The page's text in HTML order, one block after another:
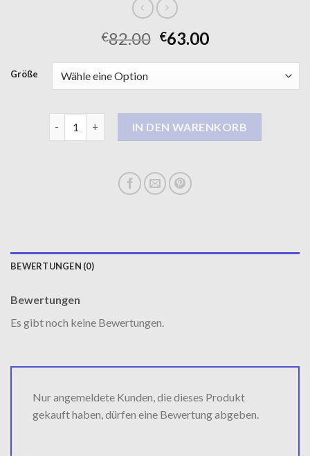
€82.00 €63.00
Größe
IN DEN WARENKORB
BEWERTUNGEN (0)
Bewertungen
Es gibt noch keine Bewertungen.
Nur angemeldete Kunden, die dieses Produkt
gekauft haben, dürfen eine Bewertung abgeben.